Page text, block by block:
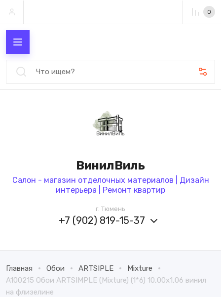
0
ВинилВиль
Салон - магазин отделочных материалов | Дизайн
интерьера | Ремонт квартир
г. Тюмень
+7 (902) 819-15-37
Главная Обои ARTSIPLE
Mixture
A100215 Обои ARTSIMPLE (Mixture) (1*6) 10,00x1,06 винил
на флизелине